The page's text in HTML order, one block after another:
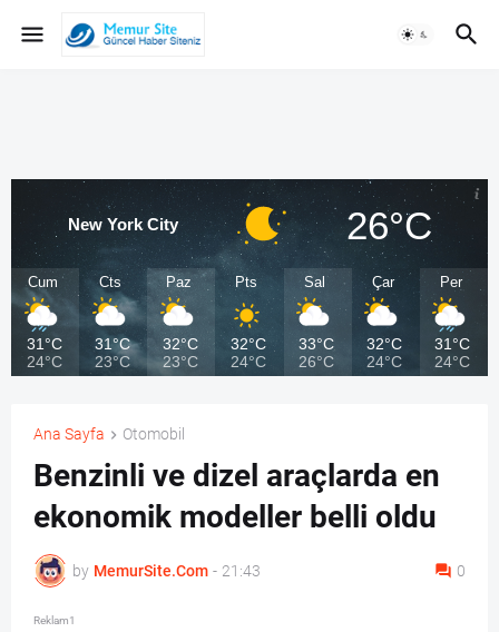
New York City 26°C
Cum
31°C
24°C
Cts
31°C
23°C
Paz
32°C
23°C
Pts
32°C
24°C
Sal
33°C
26°C
Çar
32°C
24°C
Per
31°C
24°C
Ana Sayfa Otomobil
Benzinli ve dizel araçlarda en
ekonomik modeller belli oldu
by MemurSite.Com - 21:43 0
Reklam1